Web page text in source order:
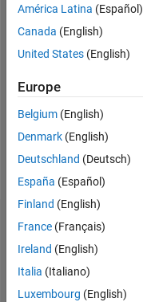
2021
0
Following:
0
Follow
Tableau de bord
Statistiques
MATLAB Answers
América Latina (Español)
Canada (English)
United States (English)
Europe
Belgium (English)
Denmark (English)
Deutschland (Deutsch)
España (Español)
Finland (English)
France (Français)
Ireland (English)
Italia (Italiano)
Luxembourg (English)